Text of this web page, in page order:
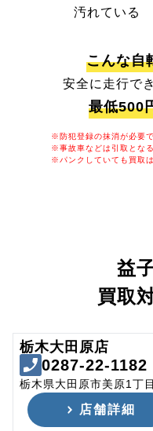
汚れている
こんな自
安全に走行で
最低500
※防犯登録の抹消が必要で
※事故車などは引取とな
※パンクしていても買取
益
買取
栃木大田原店
0287-22-1182
栃木県大田原市美原1丁
店舗詳細